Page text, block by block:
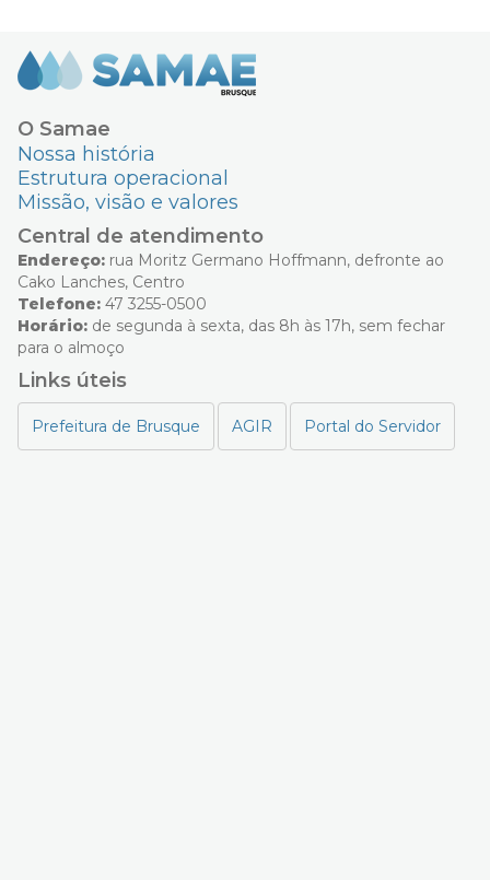
O Samae
Nossa história
Estrutura operacional
Missão, visão e valores
Central de atendimento
Endereço: rua Moritz Germano Hoffmann, defronte ao
Cako Lanches, Centro
Telefone: 47 3255-0500
Horário: de segunda à sexta, das 8h às 17h, sem fechar
para o almoço
Links úteis
Prefeitura de Brusque AGIR Portal do Servidor